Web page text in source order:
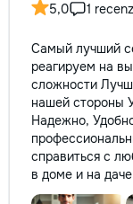
5,0
1
Самый лучший
реагируем на
сложности
нашей стороны
Надежно,
справиться с
в доме и на